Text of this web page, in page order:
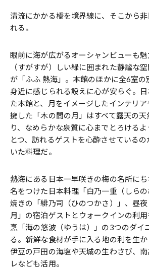
清流にかかる橋を境界線に、そこから
れる。
眼前に海が広がるオーシャンビューも
（すがすが）しい緑に囲まれた静謐な
が「ふふ 熱海」。本館のほかに全6室の
身近に感じられる設えに心が安らぐ。
た本館と、月をイメージしたインテリ
擁した「木の間の月」はすべて露天の
り、なめらかな泉質に心までとろける
とつ、訪れるゲストを心酔させている
いた料理だ。
熱海にある日本一早咲きの梅の名所に
名をつけた日本料理「白乃一重（しら
焼きの「緋乃司（ひのつかさ）」、昼
月」の宿泊ゲストとウォークインの利
烹「海の悠波（ゆうは）」の3つのダイ
る。新鮮な食材が手に入る地の利を生
伊豆の戸田の海塩や天城の生わさび、
レなども活用。